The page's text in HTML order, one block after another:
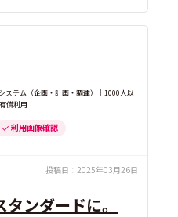
ステム（企画・計画・調達）｜1000人以
償利用
利用画像確認
投稿日： 2025年03月26日
ンダードに。